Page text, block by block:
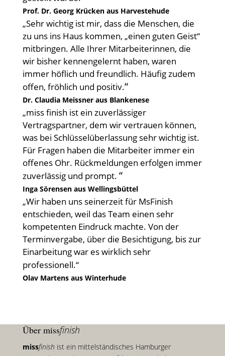
Prof. Dr. Georg Krücken aus Harvestehude
„Sehr wichtig ist mir, dass die Menschen, die
zu uns ins Haus kommen, „einen guten Geist“
mitbringen. Alle Ihrer Mitarbeiterinnen, die
wir bisher kennengelernt haben, waren
immer höflich und freundlich. Häufig zudem
offen, fröhlich und positiv.“
Dr. Claudia Meissner aus Blankenese
„miss finish ist ein zuverlässiger
Vertragspartner, dem wir vertrauen können,
was bei Schlüsselüberlassung sehr wichtig ist.
Für Fragen haben die Mitarbeiter immer ein
offenes Ohr. Rückmeldungen erfolgen immer
zuverlässig und prompt. “
Inga Sörensen aus Wellingsbüttel
„Wir haben uns seinerzeit für MsFinish
entschieden, weil das Team einen sehr
kompetenten Eindruck machte. Von der
Terminvergabe, über die Besichtigung, bis zur
Einarbeitung war es wirklich sehr
professionell.“
Olav Martens aus Winterhude
Über missfinish
missfinish ist ein mittelständisches Hamburger